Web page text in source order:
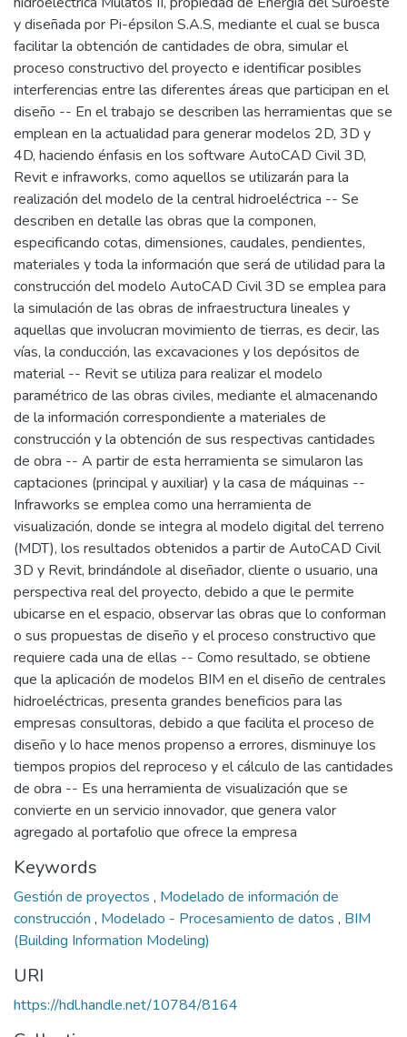
y diseñada por Pi-épsilon S.A.S, mediante el cual se busca
facilitar la obtención de cantidades de obra, simular el
proceso constructivo del proyecto e identificar posibles
interferencias entre las diferentes áreas que participan en el
diseño -- En el trabajo se describen las herramientas que se
emplean en la actualidad para generar modelos 2D, 3D y
4D, haciendo énfasis en los software AutoCAD Civil 3D,
Revit e infraworks, como aquellos se utilizarán para la
realización del modelo de la central hidroeléctrica -- Se
describen en detalle las obras que la componen,
especificando cotas, dimensiones, caudales, pendientes,
materiales y toda la información que será de utilidad para la
construcción del modelo AutoCAD Civil 3D se emplea para
la simulación de las obras de infraestructura lineales y
aquellas que involucran movimiento de tierras, es decir, las
vías, la conducción, las excavaciones y los depósitos de
material -- Revit se utiliza para realizar el modelo
paramétrico de las obras civiles, mediante el almacenando
de la información correspondiente a materiales de
construcción y la obtención de sus respectivas cantidades
de obra -- A partir de esta herramienta se simularon las
captaciones (principal y auxiliar) y la casa de máquinas --
Infraworks se emplea como una herramienta de
visualización, donde se integra al modelo digital del terreno
(MDT), los resultados obtenidos a partir de AutoCAD Civil
3D y Revit, brindándole al diseñador, cliente o usuario, una
perspectiva real del proyecto, debido a que le permite
ubicarse en el espacio, observar las obras que lo conforman
o sus propuestas de diseño y el proceso constructivo que
requiere cada una de ellas -- Como resultado, se obtiene
que la aplicación de modelos BIM en el diseño de centrales
hidroeléctricas, presenta grandes beneficios para las
empresas consultoras, debido a que facilita el proceso de
diseño y lo hace menos propenso a errores, disminuye los
tiempos propios del reproceso y el cálculo de las cantidades
de obra -- Es una herramienta de visualización que se
convierte en un servicio innovador, que genera valor
agregado al portafolio que ofrece la empresa
Keywords
Gestión de proyectos , Modelado de información de
construcción , Modelado - Procesamiento de datos , BIM
(Building Information Modeling)
URI
https://hdl.handle.net/10784/8164